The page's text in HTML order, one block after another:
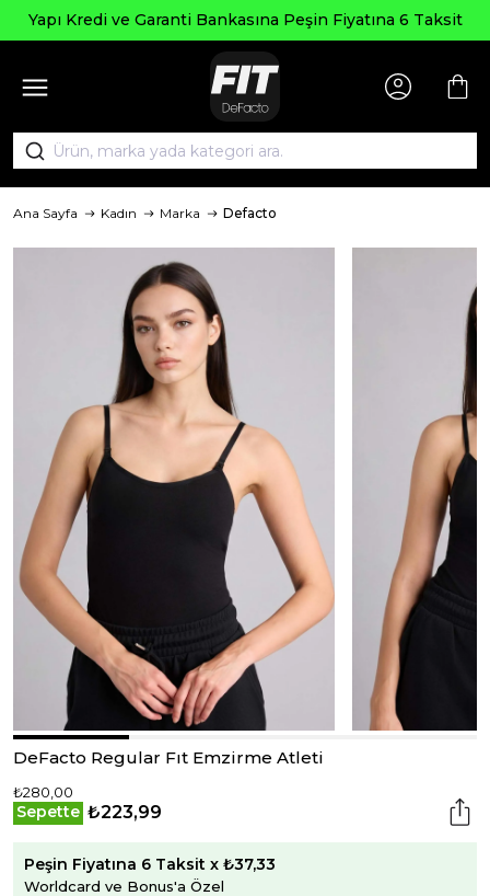
Yapı Kredi ve Garanti Bankasına Peşin Fiyatına 6 Taksit
Ana Sayfa Kadın Marka Defacto
DeFacto Regular Fıt Emzirme Atleti
₺280,00
Sepette ₺223,99
Peşin Fiyatına 6 Taksit x ₺37,33
Worldcard ve Bonus'a Özel